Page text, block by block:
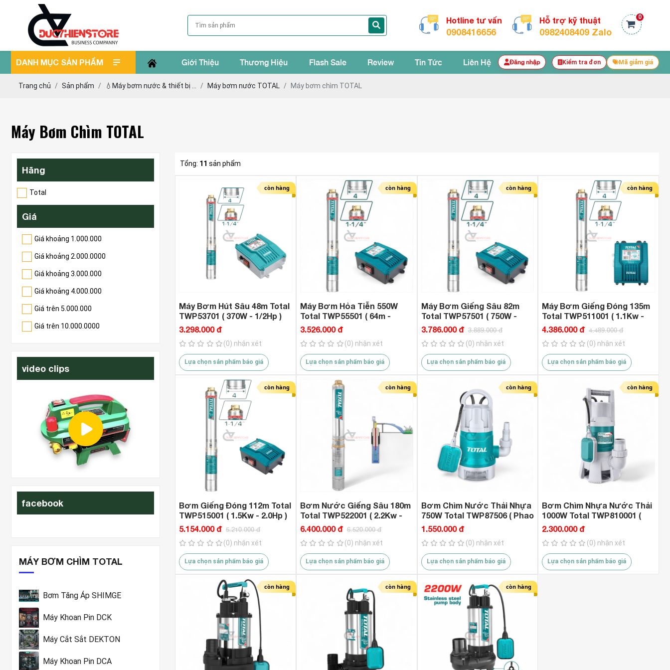
Hotline tư vấn
0908416656
Hỗ trợ kỹ thuật
0982408409 Zalo
0
DANH MỤC SẢN PHẨM Giới Thiệu Thương Hiệu Flash Sale Review Tin Tức Liên Hệ Đăng nhập Kiểm tra đơn Mã giảm giá
Trang chủ Sản phẩm 💧Máy bơm nước & thiết bị ... Máy bơm nước TOTAL Máy bơm chìm TOTAL
Máy Bơm Chìm TOTAL
Hãng
Total
Giá
Giá khoảng 1.000.000
Giá khoảng 2.000.0000
Giá khoảng 3.000.000
Giá khoảng 4.000.000
Giá trên 5.000.000
Giá trên 10.000.0000
video clips
https://duc7hienstore.com/may-
Máy Khoan Bê Tông Pin Dekton
M21-RH2603Plus Mẫu Mới 11/2023
1.650.000 VND
https://duc7hienstore.com/may-
cua-go-dekton-dk-cg190plus-
duc7hien 1.150.000 VND
Combo Máy Rửa Xe Pin
PW4820BL ( Thế Hệ Mới )
1.589.000 VND
facebook
MÁY BƠM CHÌM TOTAL
Bơm Tăng Áp SHIMGE
Máy Khoan Pin DCK
Máy Cắt Sắt DEKTON
Máy Khoan Pin DCA
Tổng: 11 sản phẩm
còn hàng
Máy Bơm Hút Sâu 48m Total
TWP53701 ( 370W - 1/2Hp )
3.298.000 đ
(0) nhận xét
Lựa chọn sản phẩm báo giá
còn hàng
Máy Bơm Hỏa Tiễn 550W
Total TWP55501 ( 64m -
3/4Hp )
3.526.000 đ
(0) nhận xét
Lựa chọn sản phẩm báo giá
còn hàng
Máy Bơm Giếng Sâu 82m
Total TWP57501 ( 750W -
1.0Hp )
3.786.000 đ 3.889.000 đ
(0) nhận xét
Lựa chọn sản phẩm báo giá
còn hàng
Máy Bơm Giếng Đóng 135m
Total TWP511001 ( 1.1Kw -
1.5Hp )
4.386.000 đ 4.489.000 đ
(0) nhận xét
Lựa chọn sản phẩm báo giá
còn hàng
Bơm Giếng Đóng 112m Total
TWP515001 ( 1.5Kw - 2.0Hp )
5.154.000 đ 5.210.000 đ
(0) nhận xét
Lựa chọn sản phẩm báo giá
còn hàng
Bơm Nước Giếng Sâu 180m
Total TWP522001 ( 2.2Kw -
3.0Hp )
6.400.000 đ 6.520.000 đ
(0) nhận xét
Lựa chọn sản phẩm báo giá
còn hàng
Bơm Chìm Nước Thải Nhựa
750W Total TWP87506 ( Phao
Tự Ngẳt )
1.550.000 đ
(0) nhận xét
Lựa chọn sản phẩm báo giá
còn hàng
Bơm Chìm Nhựa Nước Thải
1000W Total TWP810001 (
Phao Tự Ngắt )
2.300.000 đ
(0) nhận xét
Lựa chọn sản phẩm báo giá
còn hàng còn hàng còn hàng